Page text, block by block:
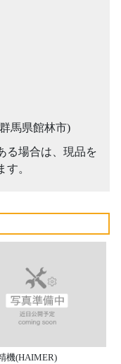
馬県館林市)
る場合は、現品を
。
機(HAIMER)